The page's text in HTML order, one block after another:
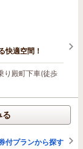
適空間！
り殿町下車(徒歩
る
付プランから探す